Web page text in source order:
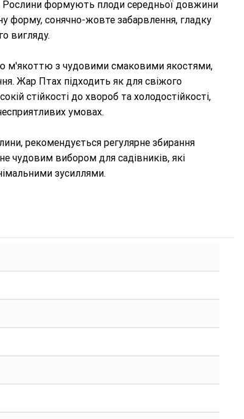
формують плоди середньої довжини
форму, сонячно-жовте забарвлення, гладку
вигляду.
м'якоттю з чудовими смаковими якостями,
Жар Птах підходить як для свіжого
стійкості до хвороб та холодостійкості,
умовах.
рекомендується регулярне збирання
чудовим вибором для садівників, які
зусиллями.